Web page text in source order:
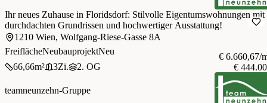
Ihr neues Zuhause in Floridsdorf: Stilvolle Eigentumswohnungen mit
durchdachten Grundrissen und hochwertiger Ausstattung!
1210 Wien, Wolfgang-Riese-Gasse 8A
FreiflächeNeubauprojektNeu
66,66m² 3Zi. 2. OG
€ 6.660,67/
€
teamneunzehn-Gruppe